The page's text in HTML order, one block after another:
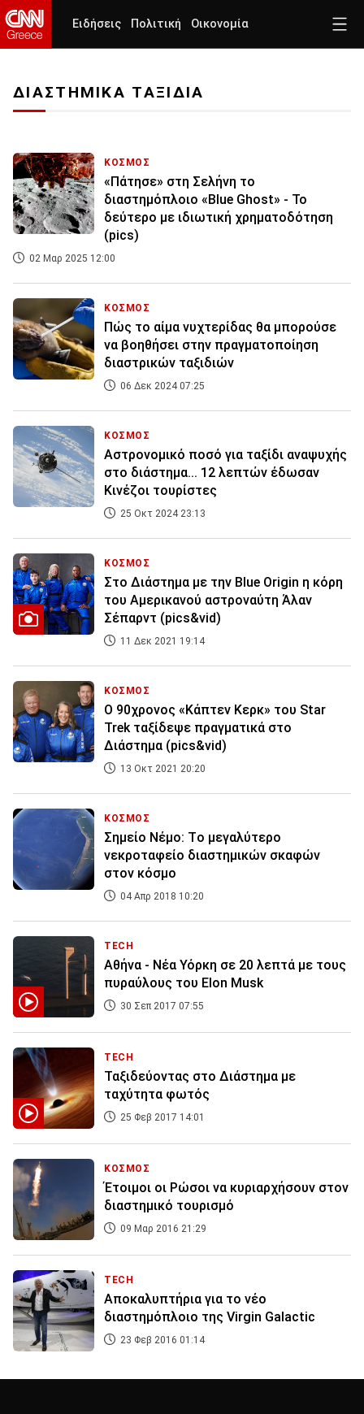
Ειδήσεις Πολιτική Οικονομία
ΔΙΑΣΤΗΜΙΚΑ ΤΑΞΙΔΙΑ
ΚΟΣΜΟΣ
«Πάτησε» στη Σελήνη το
διαστημόπλοιο «Blue Ghost» - Το
δεύτερο με ιδιωτική χρηματοδότηση
(pics)
02 Μαρ 2025 12:00
ΚΟΣΜΟΣ
Πώς το αίμα νυχτερίδας θα μπορούσε
να βοηθήσει στην πραγματοποίηση
διαστρικών ταξιδιών
06 Δεκ 2024 07:25
ΚΟΣΜΟΣ
Αστρονομικό ποσό για ταξίδι αναψυχής
στο διάστημα... 12 λεπτών έδωσαν
Κινέζοι τουρίστες
25 Οκτ 2024 23:13
ΚΟΣΜΟΣ
Στο Διάστημα με την Blue Origin η κόρη
του Αμερικανού αστροναύτη Άλαν
Σέπαρντ (pics&vid)
11 Δεκ 2021 19:14
ΚΟΣΜΟΣ
O 90χρονος «Κάπτεν Κερκ» του Star
Trek ταξίδεψε πραγματικά στο
Διάστημα (pics&vid)
13 Οκτ 2021 20:20
ΚΟΣΜΟΣ
Σημείο Νέμο: Tο μεγαλύτερο
νεκροταφείο διαστημικών σκαφών
στον κόσμο
04 Απρ 2018 10:20
TECH
Αθήνα - Νέα Υόρκη σε 20 λεπτά με τους
πυραύλους του Elon Musk
30 Σεπ 2017 07:55
TECH
Ταξιδεύοντας στο Διάστημα με
ταχύτητα φωτός
25 Φεβ 2017 14:01
ΚΟΣΜΟΣ
Έτοιμοι οι Ρώσοι να κυριαρχήσουν στον
διαστημικό τουρισμό
09 Μαρ 2016 21:29
TECH
Αποκαλυπτήρια για το νέο
διαστημόπλοιο της Virgin Galactic
23 Φεβ 2016 01:14